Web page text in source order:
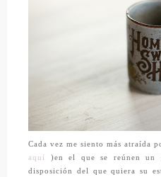
Cada vez me siento más atraída
aquí )en el que se reúnen un
disposición del que quiera su